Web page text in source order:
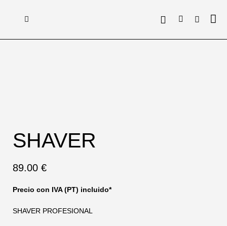
SHAVER
89.00 €
Precio con IVA (PT) incluido*
SHAVER PROFESIONAL